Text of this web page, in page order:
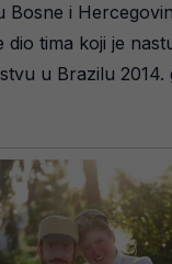
Bosne i
dio tima koji je
u Brazilu 2014.